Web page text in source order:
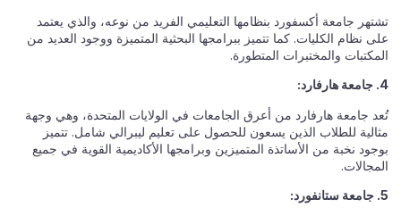
تشتهر جامعة أكسفورد بنظامها التعليمي الفريد من نوعه، والذي يعتمد
على نظام الكليات. كما تتميز ببرامجها البحثية المتميزة ووجود العديد من
المكتبات والمختبرات المتطورة.
4. جامعة هارفارد:
تُعد جامعة هارفارد من أعرق الجامعات في الولايات المتحدة، وهي وجهة
مثالية للطلاب الذين يسعون للحصول على تعليم ليبرالي شامل. تتميز
بوجود نخبة من الأساتذة المتميزين وبرامجها الأكاديمية القوية في جميع
المجالات.
5. جامعة ستانفورد: